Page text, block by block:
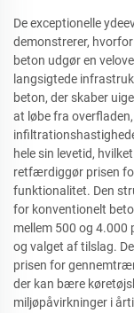
De exceptionelle
demonstrerer,
beton udgør en
langsigtede
beton, der skaber
at løbe fra
hele sin levetid,
retfærdiggør prisen
funktionalitet. Den
for konventionelt
mellem 500 og
og valget af tilslag.
prisen for
der kan bære
miljøpåvirkninger i